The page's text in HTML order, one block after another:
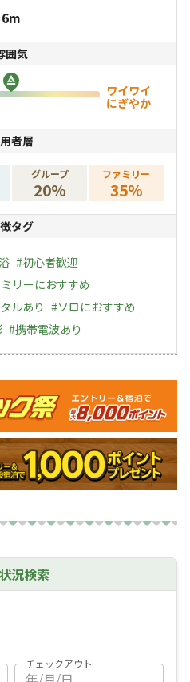
ラボに癒されます☆☆☆
6m
囲気
ワイワイ
にぎやか
者層
グループ
20%
ファミリー
35%
タグ
#初心者歓迎
リーにおすすめ
ルあり #ソロにおすすめ
#携帯電波あり
況検索
チェックアウト